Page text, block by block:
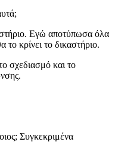
Εγώ αποτύπωσα όλα
το κρίνει το δικαστήριο.
σχεδιασμό και το
Συγκεκριμένα